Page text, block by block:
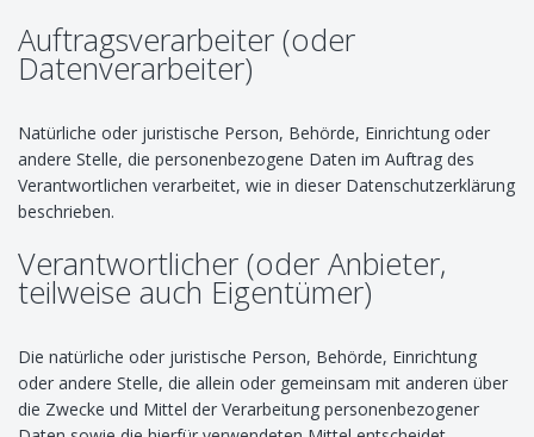
Auftragsverarbeiter (oder
Datenverarbeiter)
Natürliche oder juristische Person, Behörde, Einrichtung oder
andere Stelle, die personenbezogene Daten im Auftrag des
Verantwortlichen verarbeitet, wie in dieser Datenschutzerklärung
beschrieben.
Verantwortlicher (oder Anbieter,
teilweise auch Eigentümer)
Die natürliche oder juristische Person, Behörde, Einrichtung
oder andere Stelle, die allein oder gemeinsam mit anderen über
die Zwecke und Mittel der Verarbeitung personenbezogener